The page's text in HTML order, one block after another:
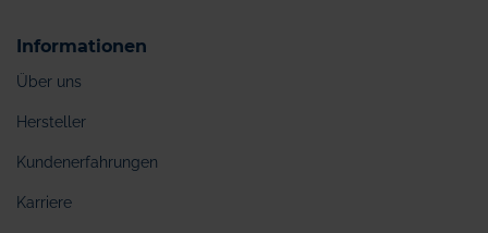
Informationen
Über uns
Hersteller
Kundenerfahrungen
Karriere